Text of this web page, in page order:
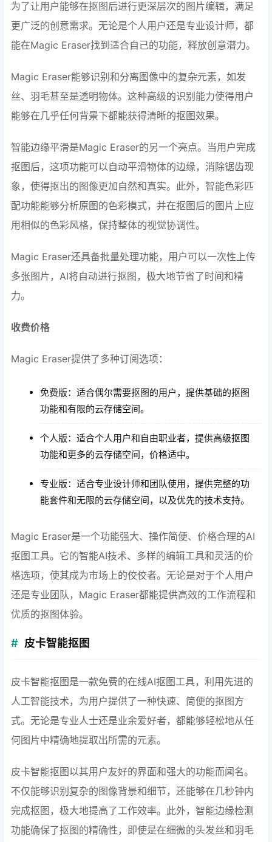
为了让用户能够在抠图后进行更深层次的图片编辑，满足
更广泛的创意需求。无论是个人用户还是专业设计师，都
能在Magic Eraser找到适合自己的功能，释放创意潜力。
Magic Eraser能够识别和分离图像中的复杂元素，如发
丝、羽毛甚至是透明物体。这种高级的识别能力使得用户
能够在几乎任何背景下都能获得清晰的抠图效果。
智能边缘平滑是Magic Eraser的另一个亮点。当用户完成
抠图后，这项功能可以自动平滑物体的边缘，消除锯齿现
象，使得抠出的图像更加自然和真实。此外，智能色彩匹
配功能能够分析原图的色彩模式，并在抠图后的图片上应
用相似的色彩风格，保持整体的视觉协调性。
Magic Eraser还具备批量处理功能，用户可以一次性上传
多张图片，AI将自动进行抠图，极大地节省了时间和精
力。
收费价格
Magic Eraser提供了多种订阅选项：
免费版：适合偶尔需要抠图的用户，提供基础的抠图
功能和有限的云存储空间。
个人版：适合个人用户和自由职业者，提供高级抠图
功能和更多的云存储空间，价格适中。
专业版：适合专业设计师和团队使用，提供完整的功
能套件和无限的云存储空间，以及优先的技术支持。
Magic Eraser是一个功能强大、操作简便、价格合理的AI
抠图工具。它的智能AI技术、多样的编辑工具和灵活的价
格选项，使其成为市场上的佼佼者。无论是对于个人用户
还是专业团队，Magic Eraser都能提供高效的工作流程和
优质的抠图体验。
皮卡智能抠图
皮卡智能抠图是一款免费的在线AI抠图工具，利用先进的
人工智能技术，为用户提供了一种快速、简便的抠图方
式。无论是专业人士还是业余爱好者，都能够轻松地从任
何图片中精确地提取出所需的元素。
皮卡智能抠图以其用户友好的界面和强大的功能而闻名。
不仅能够识别复杂的图像背景和细节，还能够在几秒钟内
完成抠图，极大地提高了工作效率。此外，智能边缘检测
功能确保了抠图的精确性，即使是在细微的头发丝和羽毛